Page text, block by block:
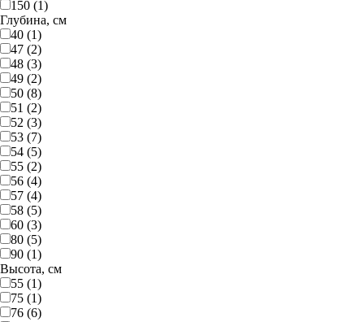
150 (1)
Глубина, см
40 (1)
47 (2)
48 (3)
49 (2)
50 (8)
51 (2)
52 (3)
53 (7)
54 (5)
55 (2)
56 (4)
57 (4)
58 (5)
60 (3)
80 (5)
90 (1)
Высота, см
55 (1)
75 (1)
76 (6)